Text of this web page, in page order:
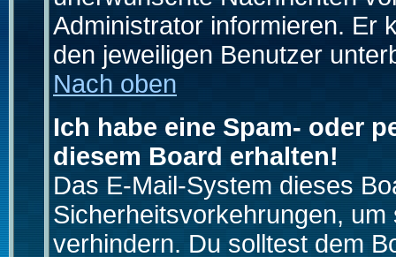
Administrator informieren. Er
den jeweiligen Benutzer
Nach oben
Ich habe eine Spam- oder
diesem Board erhalten!
Das E-Mail-System dieses
Sicherheitsvorkehrungen,
verhindern. Du solltest dem